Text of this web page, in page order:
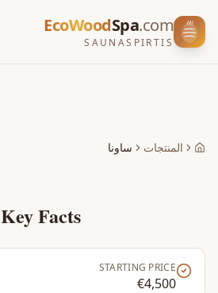
EcoWoodSpa.com
SAUNASPIRTIS
Homeالمنتجات ساونا
Key Facts
STARTING PRICE
€4,500